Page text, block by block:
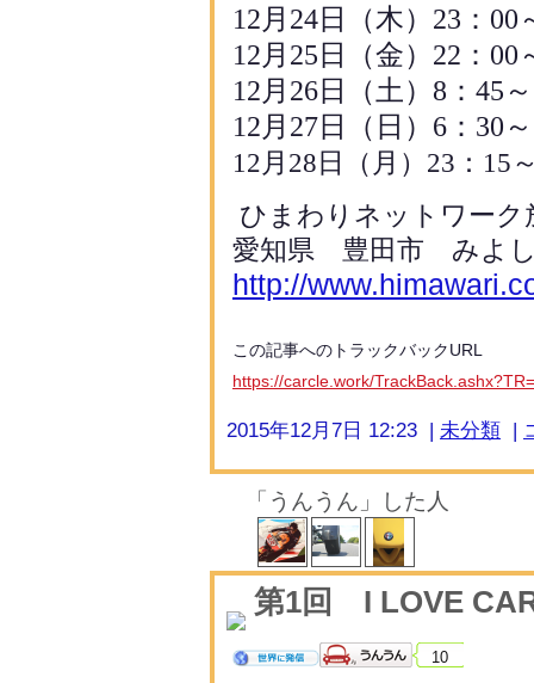
12 月 24日（木） 23 ： 00
12 月 25 日（金） 22 ： 00
12 月 26日（土） 8 ： 45 ～
12 月 27日（日） 6 ： 30 ～
12 月 28 日（月） 23 ： 15
ひまわりネットワーク
愛知県 豊田市 みよ
http://
この記事へのトラックバックURL
https://carcle.work/
2015年12月7日 12:23 | 未分類 |
「うんうん」した人
第1回 I LOVE
10